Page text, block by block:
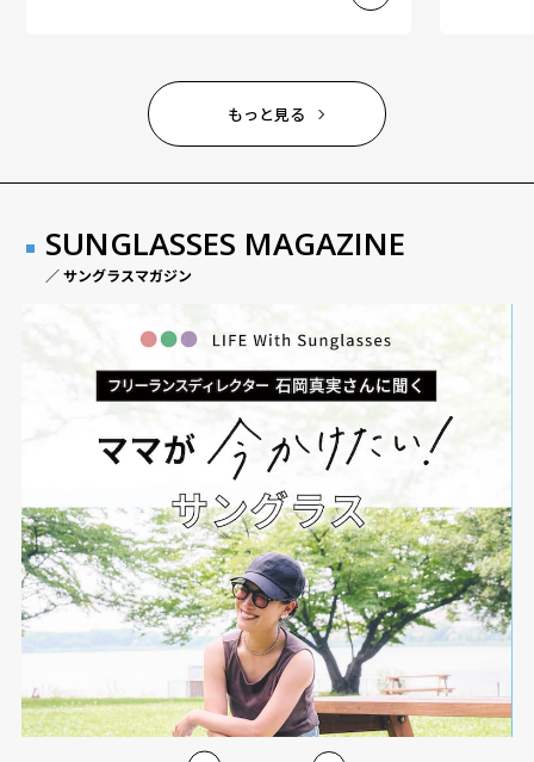
もっと見る
SUNGLASSES MAGAZINE
／ サングラスマガジン